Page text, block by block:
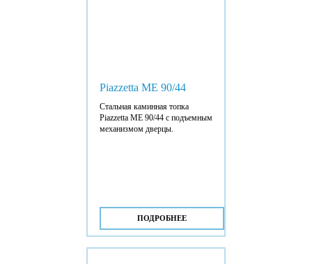
Piazzetta ME 90/44
Стальная каминная топка
Piazzetta ME 90/44 с подъемным
механизмом дверцы.
ПОДРОБНЕЕ